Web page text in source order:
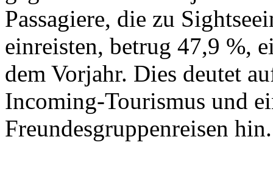
Passagiere, die zu
einreisten, betrug 47,9 %,
dem Vorjahr. Dies deutet
Incoming-Tourismus und
Freundesgruppenreisen hin.